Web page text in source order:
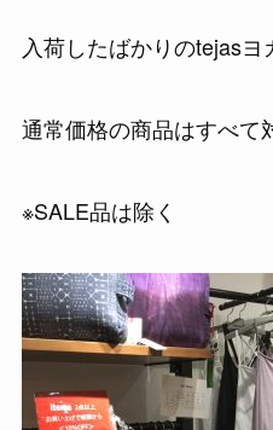
入荷したばかりのtejasヨ
通常価格の商品はすべて
※SALE品は除く